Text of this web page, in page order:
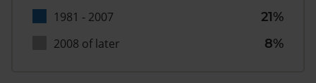
1981 - 2007
21%
2008 of later
8%